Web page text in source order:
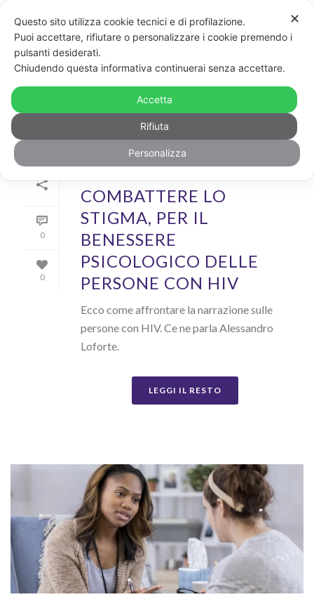
ARCHIVIO
Author Archive for: "Alessandro Loforte"
0
0
COMBATTERE LO
STIGMA, PER IL
BENESSERE
PSICOLOGICO DELLE
PERSONE CON HIV
Ecco come affrontare la narrazione sulle
persone con HIV. Ce ne parla Alessandro
Loforte.
LEGGI IL RESTO
✕
Questo sito utilizza cookie tecnici e di profilazione.
Puoi accettare, rifiutare o personalizzare i cookie premendo i
pulsanti desiderati.
Chiudendo questa informativa continuerai senza accettare.
Accetta
Rifiuta
Personalizza